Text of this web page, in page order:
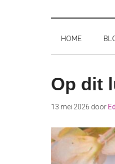
One
Girl
omHOME
Op dit
13 mei 2026 door